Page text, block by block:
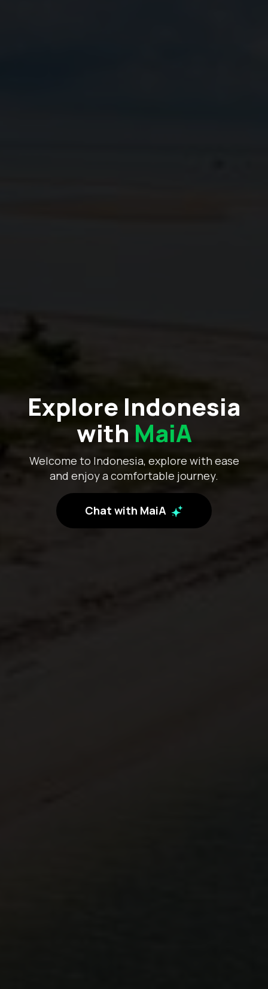
Explore Indonesia
with MaiA
Welcome to Indonesia, explore with ease
and enjoy a comfortable journey.
Chat with MaiA